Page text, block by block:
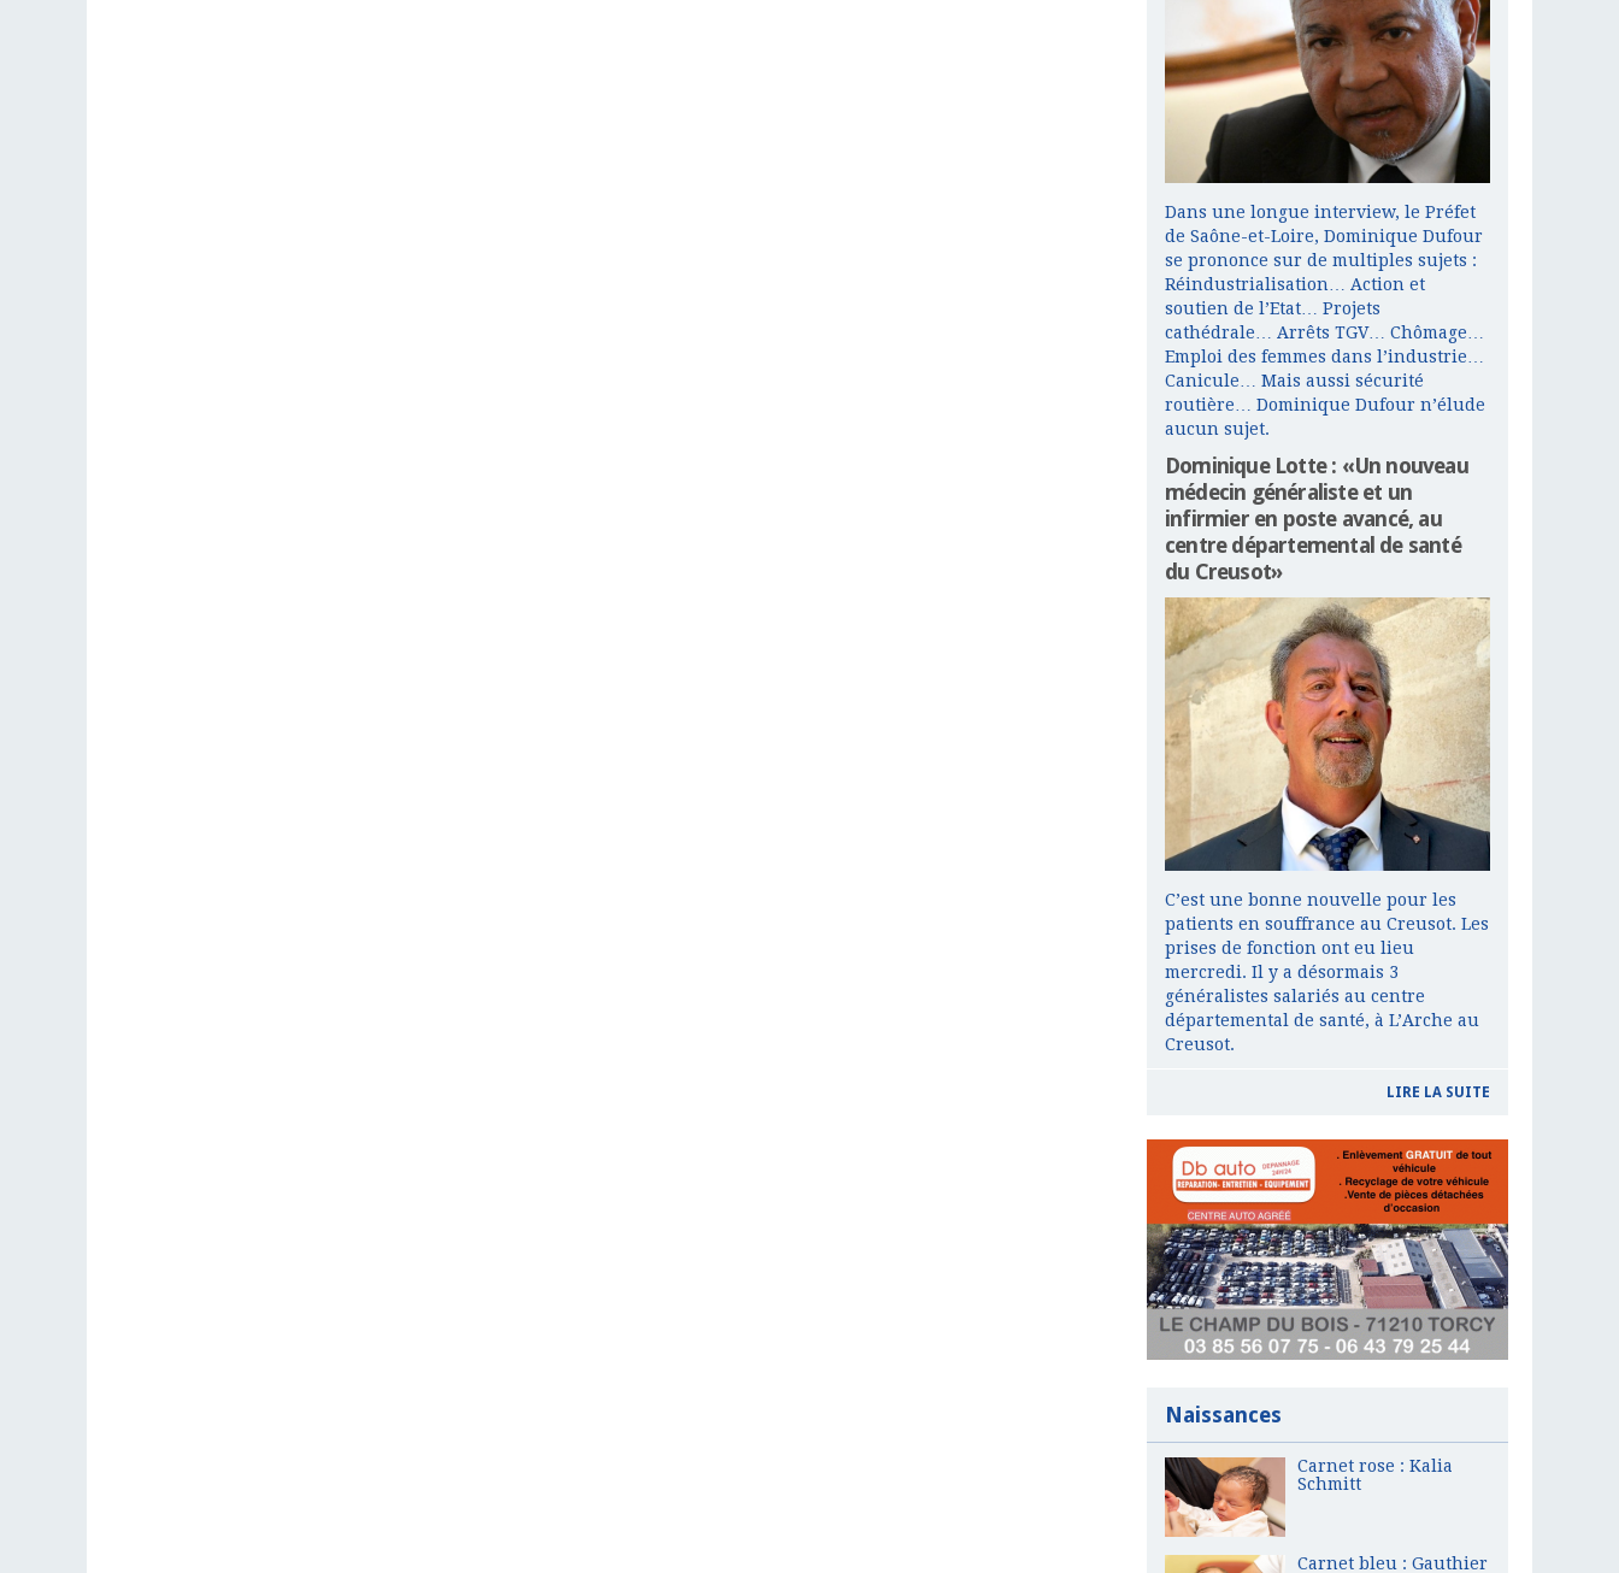
Dans une longue interview, le Préfet
de Saône-et-Loire, Dominique Dufour
se prononce sur de multiples sujets :
Réindustrialisation… Action et
soutien de l’Etat… Projets
cathédrale… Arrêts TGV… Chômage…
Emploi des femmes dans l’industrie…
Canicule… Mais aussi sécurité
routière… Dominique Dufour n’élude
aucun sujet.
Dominique Lotte : «Un nouveau
médecin généraliste et un
infirmier en poste avancé, au
centre départemental de santé
du Creusot»
C’est une bonne nouvelle pour les
patients en souffrance au Creusot. Les
prises de fonction ont eu lieu
mercredi. Il y a désormais 3
généralistes salariés au centre
départemental de santé, à L’Arche au
Creusot.
LIRE LA SUITE
Naissances
Carnet rose : Kalia
Schmitt
Carnet bleu : Gauthier